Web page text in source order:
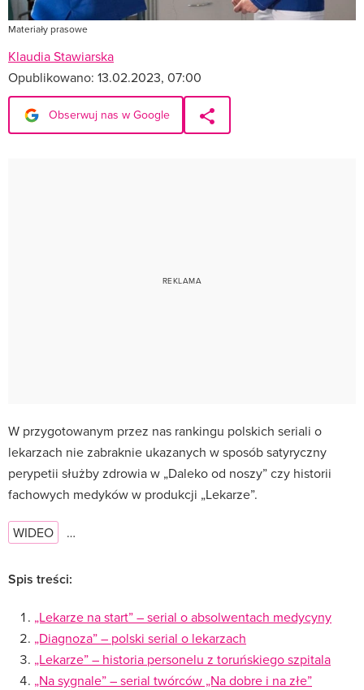
Materiały prasowe
Klaudia Stawiarska
Opublikowano: 13.02.2023, 07:00
Obserwuj nas w Google
W przygotowanym przez nas rankingu polskich seriali o
lekarzach nie zabraknie ukazanych w sposób satyryczny
perypetii służby zdrowia w „Daleko od noszy” czy historii
fachowych medyków w produkcji „Lekarze”.
WIDEO …
Spis treści:
„Lekarze na start” – serial o absolwentach medycyny
„Diagnoza” – polski serial o lekarzach
„Lekarze” – historia personelu z toruńskiego szpitala
„Na sygnale” – serial twórców „Na dobre i na złe”